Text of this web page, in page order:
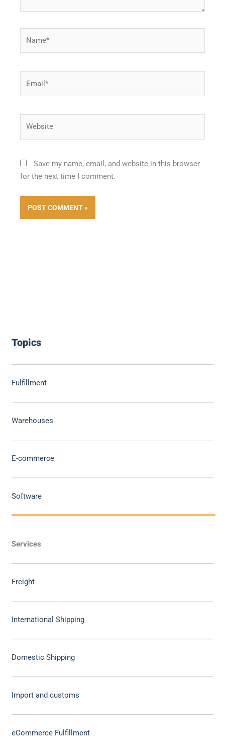
Topics
Fulfillment
Warehouses
E-commerce
Software
Services
Freight
International Shipping
Domestic Shipping
Import and customs
eCommerce Fulfillment
Save my name, email, and website in this browser
for the next time I comment.